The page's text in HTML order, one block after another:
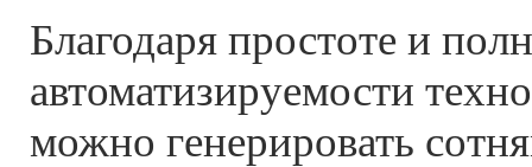
Благодаря простоте и
автоматизируемости
можно генерировать